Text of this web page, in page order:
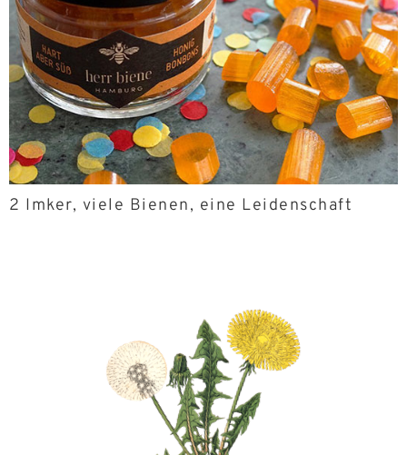
2 Imker, viele Bienen, eine Leidenschaft